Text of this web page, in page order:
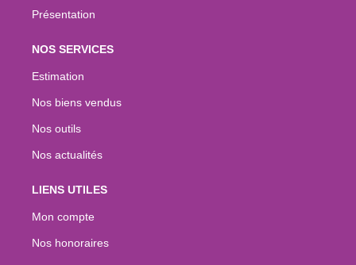
Présentation
NOS SERVICES
Estimation
Nos biens vendus
Nos outils
Nos actualités
LIENS UTILES
Mon compte
Nos honoraires